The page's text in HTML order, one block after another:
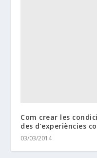
Com crear les
des d’experiències
03/03/2014